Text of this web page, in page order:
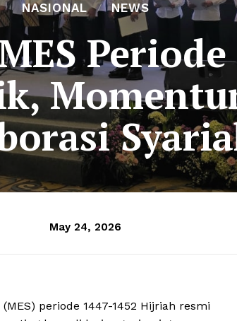
NASIONAL NEWS
May 24, 2026
periode 1447-1452 Hijriah resmi